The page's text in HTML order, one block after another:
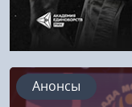
Анонсы